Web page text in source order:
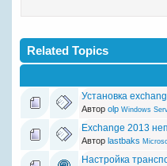
Related Topics
Установка
Автор olp Windows
Exchange 2013
Автор lastbaks
Настройка